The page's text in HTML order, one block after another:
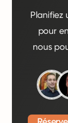
Planifiez
pour
nous